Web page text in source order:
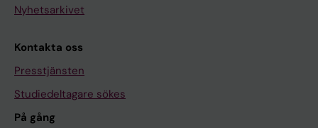
Nyhetsarkivet
Kontakta oss
Presstjänsten
Studiedeltagare sökes
På gång